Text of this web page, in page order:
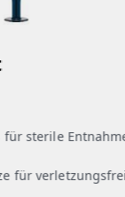
für sterile
für